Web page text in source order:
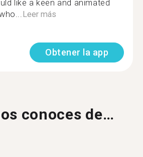
like a keen and animated
Leer más
Obtener la app
conoces de…